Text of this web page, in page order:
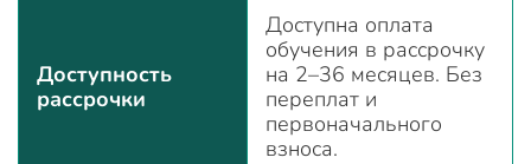
Доступность
рассрочки
Доступна оплата
обучения в рассрочку
на 2–36 месяцев. Без
переплат и
первоначального
взноса.